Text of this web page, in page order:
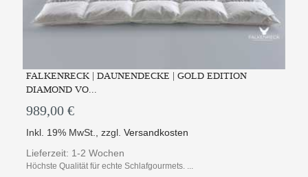
FALKENRECK | DAUNENDECKE | GOLD EDITION
DIAMOND VO...
989,00 €
Inkl. 19% MwSt. ,zzgl.Versandkosten
Lieferzeit: 1-2 Wochen
Höchste Qualität für echte Schlafgourmets. ...